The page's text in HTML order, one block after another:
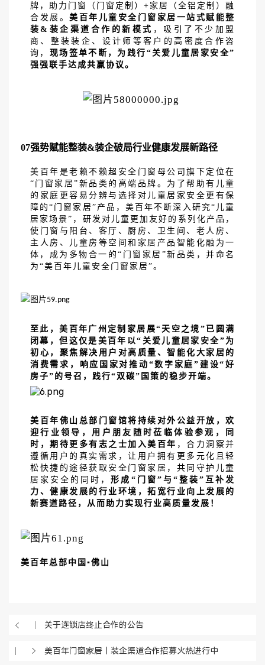
牌，助力门窗（门窗定制） +家居（全铝定制）融
合发展。 美百年儿童安全门窗家居一站式赋能整
装&装企渠道合作的新模式 ，吸引了不少加盟
商、整装装企、设计师等客户的高密度合作咨
询， 现场签单不断，为践行 “关爱儿童居家安全”
强强联手达成共赢协议。
07强势赋能整装&装企破局行业健康发展新路径
美百年是老赖不赖超安全门窗母公司旗下定位在
“门窗家居”新品类的高端品牌。为了帮助有儿童
的家庭更容易分辨与选择对儿童居家安全更有保
障的“门窗家居”产品，美百年不断深入研究“儿童
居家场景”，研发对儿童更加友好的系列化产品，
使门窗与阳台、客厅、厨房、卫生间、老人房、
主人房、儿童房等空间和家居产品智能化融为一
体，成为多物合一的“门窗家居”新品类，并命名
为“美百年儿童安全门窗家居”。
至此，美百年广州定制家居展“天空之境”已圆满
闭幕，但这仅是美百年以“关爱儿童居家安全”为
初心，聚焦解决用户对高质量、智能化大家居的
消费需求，响应国家对推动“数字家庭”建设“好
房子”的号召，践行“双碳”国策的稳步开端。
美百年佛山总部门窗馆将持续对外公益开放，欢
迎行业领导，用户朋友随时莅临体验参观，同
时，期待更多有志之士加入美百年 ，合力洞察并
遵循用户的真实需求，让用户拥有更多元化且轻
松快捷的途径获取安全门窗家居，共同守护儿童
居家安全的同时，形成 “门窗”与“整装”互补发
力、健康发展的行业环境，拓宽行业向上发展的
新赛道路径，从而助力实现行业高质量发展！
美百年总部中国 ▪佛山
关于连锁店终止合作的公告
美百年门窗家居｜装企渠道合作招募火热进行中